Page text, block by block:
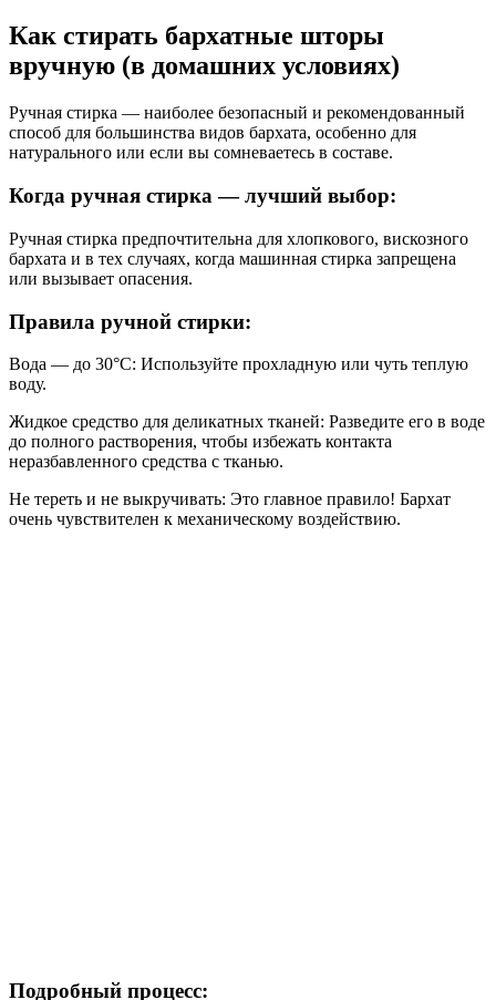
Как стирать бархатные шторы
вручную (в домашних условиях)
Ручная стирка — наиболее безопасный и рекомендованный
способ для большинства видов бархата, особенно для
натурального или если вы сомневаетесь в составе.
Когда ручная стирка — лучший выбор:
Ручная стирка предпочтительна для хлопкового, вискозного
бархата и в тех случаях, когда машинная стирка запрещена
или вызывает опасения.
Правила ручной стирки:
Вода — до 30°C: Используйте прохладную или чуть теплую
воду.
Жидкое средство для деликатных тканей: Разведите его в воде
до полного растворения, чтобы избежать контакта
неразбавленного средства с тканью.
Не тереть и не выкручивать: Это главное правило! Бархат
очень чувствителен к механическому воздействию.
Подробный процесс: